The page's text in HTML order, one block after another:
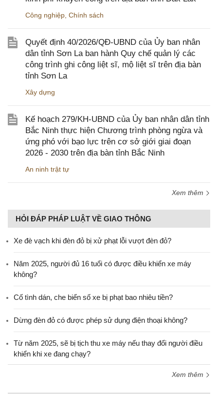
Công nghiệp Chính sách
Quyết định 40/2026/QĐ-UBND của Ủy ban nhân
dân tỉnh Sơn La ban hành Quy chế quản lý các
công trình ghi công liệt sĩ, mộ liệt sĩ trên địa bàn
tỉnh Sơn La
Xây dựng
Kế hoạch 279/KH-UBND của Ủy ban nhân dân tỉnh
Bắc Ninh thực hiện Chương trình phòng ngừa và
ứng phó với bạo lực trên cơ sở giới giai đoạn
2026 - 2030 trên địa bàn tỉnh Bắc Ninh
An ninh trật tự
Xem thêm
HỎI ĐÁP PHÁP LUẬT VỀ GIAO THÔNG
Xe đè vạch khi đèn đỏ bị xử phạt lỗi vượt đèn đỏ?
Năm 2025, người đủ 16 tuổi có được điều khiển xe máy
không?
Cố tình dán, che biển số xe bị phạt bao nhiêu tiền?
Dừng đèn đỏ có được phép sử dụng điện thoại không?
Từ năm 2025, sẽ bị tịch thu xe máy nếu thay đổi người điều
khiển khi xe đang chạy?
Xem thêm